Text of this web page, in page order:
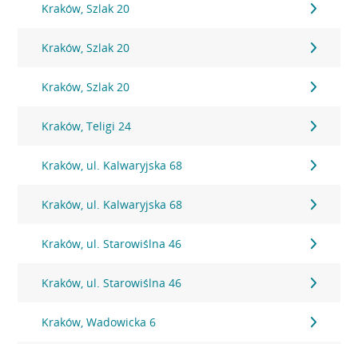
Kraków, Szlak 20
Kraków, Szlak 20
Kraków, Szlak 20
Kraków, Teligi 24
Kraków, ul. Kalwaryjska 68
Kraków, ul. Kalwaryjska 68
Kraków, ul. Starowiślna 46
Kraków, ul. Starowiślna 46
Kraków, Wadowicka 6